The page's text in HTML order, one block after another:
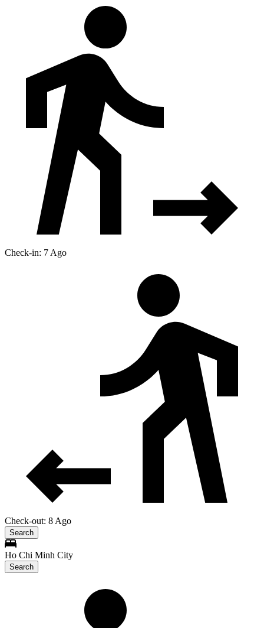
Check-in: 7 Ago
Check-out: 8 Ago
Search
Ho Chi Minh City
Search